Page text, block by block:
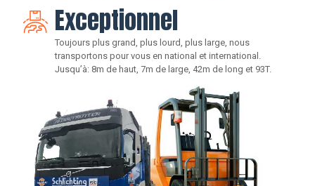
Exceptionnel
Toujours plus grand, plus lourd, plus large, nous
transportons pour vous en national et international.
Jusqu’à: 8m de haut, 7m de large, 42m de long et 93T.